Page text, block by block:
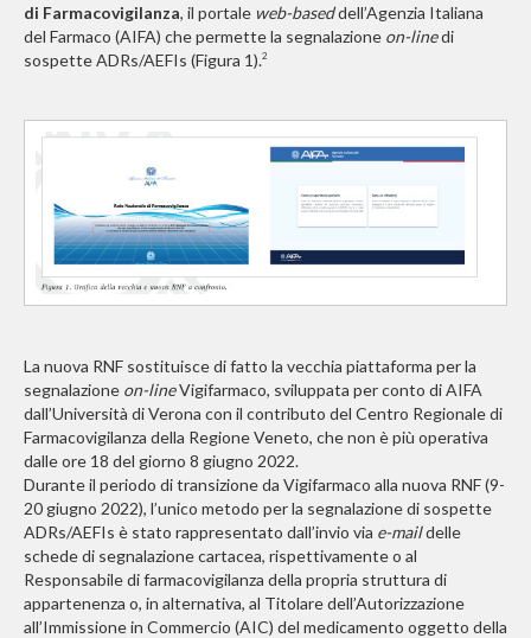
di Farmacovigilanza, il portale web-baseddell’Agenzia Italiana
del Farmaco (AIFA) che permette la segnalazione on-linedi
sospette ADRs/AEFIs (Figura 1).2
La nuova RNF sostituisce di fatto la vecchia piattaforma per la
segnalazione on-lineVigifarmaco, sviluppata per conto di AIFA
dall’Università di Verona con il contributo del Centro Regionale di
Farmacovigilanza della Regione Veneto, che non è più operativa
dalle ore 18 del giorno 8 giugno 2022.
Durante il periodo di transizione da Vigifarmaco alla nuova RNF (9-
20 giugno 2022), l’unico metodo per la segnalazione di sospette
ADRs/AEFIs è stato rappresentato dall’invio via e-maildelle
schede di segnalazione cartacea, rispettivamente o al
Responsabile di farmacovigilanza della propria struttura di
appartenenza o, in alternativa, al Titolare dell’Autorizzazione
all’Immissione in Commercio (AIC) del medicamento oggetto della